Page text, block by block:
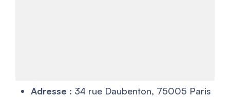
Adresse : 34 rue Daubenton, 75005 Paris